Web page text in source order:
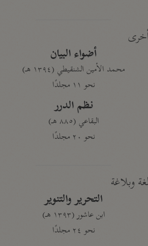
أضواء البيان
محمد الأمين الشنقيطي (١٣٩٤ هـ)
نحو ١١ مجلدًا
نظم الدرر
البقاعي (٨٨٥ هـ)
نحو ٢٠ مجلدًا
لغة وبلاغة
التحرير والتنوير
ابن عاشور (١٣٩٣ هـ)
نحو ٢٤ مجلدًا